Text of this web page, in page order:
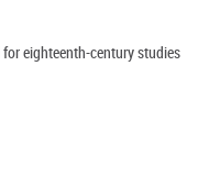
eighteenth-century studies